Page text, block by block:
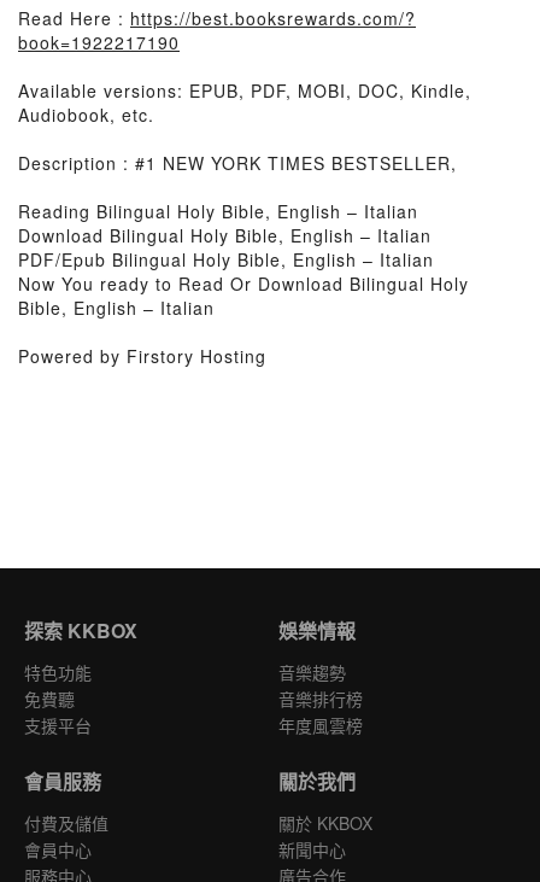
Read Here : https://best.booksrewards.com/?
book=1922217190
Available versions: EPUB, PDF, MOBI, DOC, Kindle,
Audiobook, etc.
Description : #1 NEW YORK TIMES BESTSELLER,
Reading Bilingual Holy Bible, English – Italian
Download Bilingual Holy Bible, English – Italian
PDF/Epub Bilingual Holy Bible, English – Italian
Now You ready to Read Or Download Bilingual Holy
Bible, English – Italian
Powered by Firstory Hosting
探索 KKBOX
特色功能
免費聽
支援平台
娛樂情報
音樂趨勢
音樂排行榜
年度風雲榜
會員服務
付費及儲值
會員中心
服務中心
關於我們
關於 KKBOX
新聞中心
廣告合作